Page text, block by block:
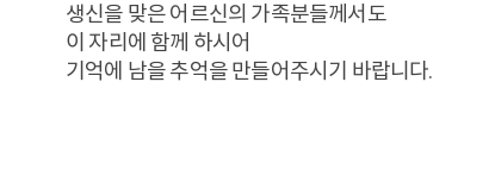
생신을 맞은 어르신의 가족분들께서도
이 자리에 함께 하시어
기억에 남을 추억을 만들어주시기 바랍니다.